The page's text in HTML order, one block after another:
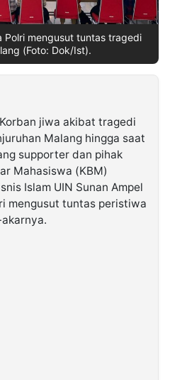
Polri mengusut tuntas tragedi
(Foto: Dok/Ist).
Korban jiwa akibat tragedi
Malang hingga saat
supporter dan pihak
Mahasiswa (KBM)
Islam UIN Sunan Ampel
mengusut tuntas peristiwa